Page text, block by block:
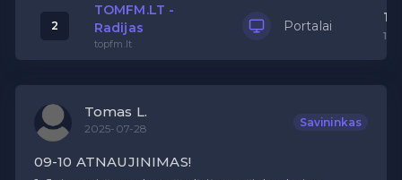
2
TOMFM.LT -
Radijas
topfm.lt
Portalai
16
14
Tomas L.
2025-07-28 Savininkas
09-10 ATNAUJINIMAS!